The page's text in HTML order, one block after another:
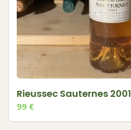
Rieussec Sauternes 2001
99 €